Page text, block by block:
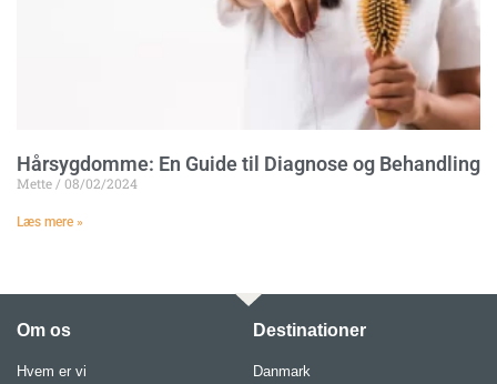
Hårsygdomme: En Guide til Diagnose og Behandling
Mette 08/02/2024
Læs mere »
Om os
Hvem er vi
Destinationer
Danmark